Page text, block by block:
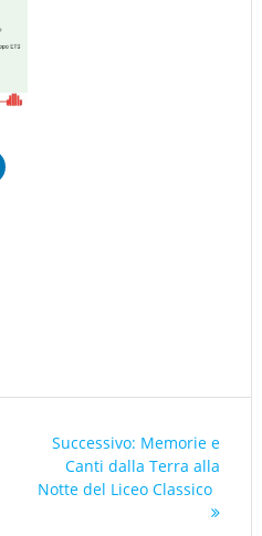
Successivo: Articolo
successivo:
Memorie e
Canti dalla Terra alla
Notte del Liceo Classico